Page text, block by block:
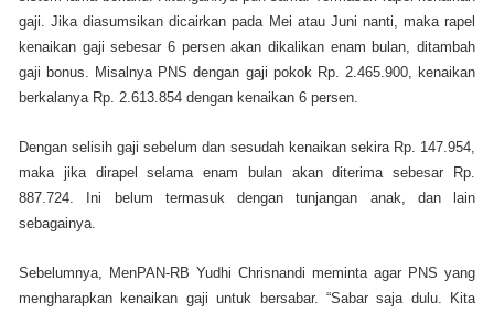
gaji. Jika diasumsikan dicairkan pada Mei atau Juni nanti, maka rapel
kenaikan gaji sebesar 6 persen akan dikalikan enam bulan, ditambah
gaji bonus. Misalnya PNS dengan gaji pokok Rp. 2.465.900, kenaikan
berkalanya Rp. 2.613.854 dengan kenaikan 6 persen.
Dengan selisih gaji sebelum dan sesudah kenaikan sekira Rp. 147.954,
maka jika dirapel selama enam bulan akan diterima sebesar Rp.
887.724. Ini belum termasuk dengan tunjangan anak, dan lain
sebagainya.
Sebelumnya, MenPAN-RB Yudhi Chrisnandi meminta agar PNS yang
mengharapkan kenaikan gaji untuk bersabar. “Sabar saja dulu. Kita